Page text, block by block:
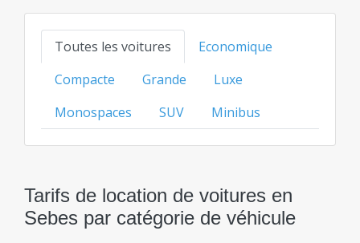
et hybrides aux options familiales, SUV ou de
luxe, trouvez l'option idéale au meilleur prix
transparent pour chaque catégorie.
Toutes les voitures
Economique
Compacte
Grande
Luxe
Monospaces
SUV Minibus
Tarifs de location de voitures en
Sebes par catégorie de véhicule